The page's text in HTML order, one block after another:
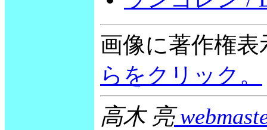
画像に著作権
らをクリック。
高木 亮